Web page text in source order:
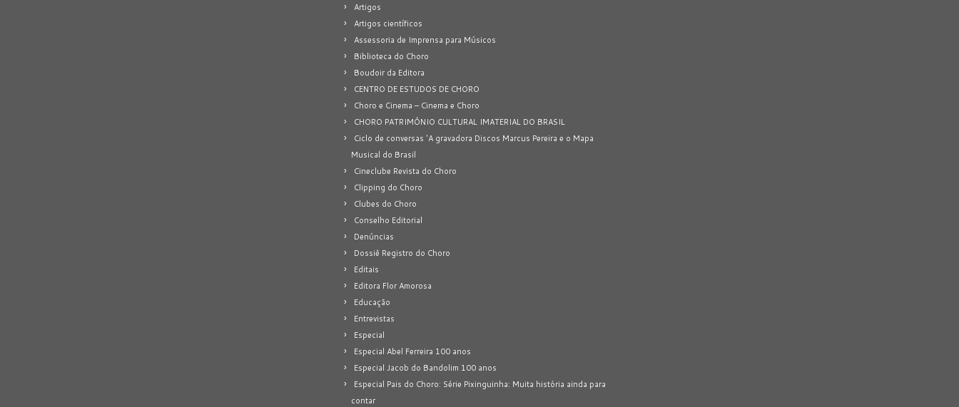
Artigos
Artigos científicos
Assessoria de Imprensa para Músicos
Biblioteca do Choro
Boudoir da Editora
CENTRO DE ESTUDOS DE CHORO
Choro e Cinema – Cinema e Choro
CHORO PATRIMÔNIO CULTURAL IMATERIAL DO BRASIL
Ciclo de conversas 'A gravadora Discos Marcus Pereira e o Mapa
Musical do Brasil
Cineclube Revista do Choro
Clipping do Choro
Clubes do Choro
Conselho Editorial
Denúncias
Dossiê Registro do Choro
Editais
Editora Flor Amorosa
Educação
Entrevistas
Especial
Especial Abel Ferreira 100 anos
Especial Jacob do Bandolim 100 anos
Especial Pais do Choro: Série Pixinguinha: Muita história ainda para
contar